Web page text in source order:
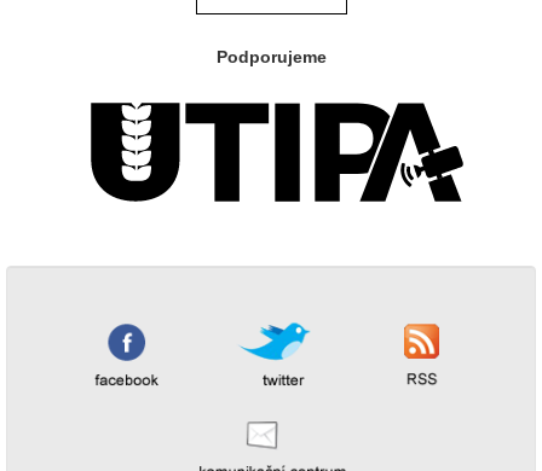
Podporujeme